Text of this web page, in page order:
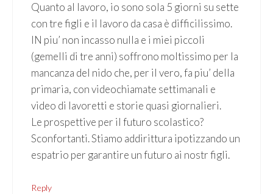
Quanto al lavoro, io sono sola 5 giorni su sette
con tre figli e il lavoro da casa è difficilissimo.
IN piu’ non incasso nulla e i miei piccoli
(gemelli di tre anni) soffrono moltissimo per la
mancanza del nido che, per il vero, fa piu’ della
primaria, con videochiamate settimanali e
video di lavoretti e storie quasi giornalieri.
Le prospettive per il futuro scolastico?
Sconfortanti. Stiamo addirittura ipotizzando un
espatrio per garantire un futuro ai nostr figli.
Reply